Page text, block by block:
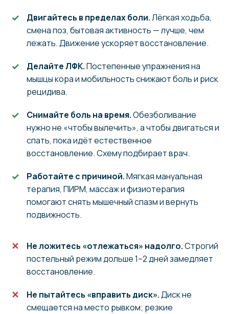
Двигайтесь в пределах боли.Лёгкая ходьба,
смена поз, бытовая активность — лучше, чем
лежать. Движение ускоряет восстановление.
Делайте ЛФК.Постепенные упражнения на
мышцы кора и мобильность снижают боль и риск
рецидива.
Снимайте боль на время.Обезболивание
нужно не «чтобы вылечить», а чтобы двигаться и
спать, пока идёт естественное
восстановление. Схему подбирает врач.
Работайте с причиной.Мягкая мануальная
терапия, ПИРМ, массаж и физиотерапия
помогают снять мышечный спазм и вернуть
подвижность.
Не ложитесь «отлежаться» надолго.Строгий
постельный режим дольше 1–2 дней замедляет
восстановление.
Не пытайтесь «вправить диск».Диск не
смещается на место рывком; резкие